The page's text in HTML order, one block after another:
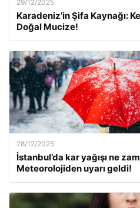
29/12/2025
Karadeniz’in Şifa Kaynağı:
Doğal Mucize!
28/12/2025
İstanbul’da kar yağışı ne
Meteorolojiden uyarı geldi!